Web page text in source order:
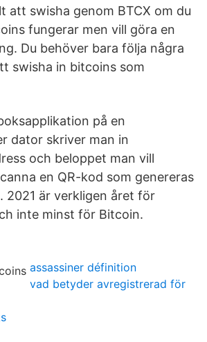
att swisha genom BTCX om du
fungerar men vill göra en
Du behöver bara följa några
swisha in bitcoins som
på en
dator skriver man in
och beloppet man vill
en QR-kod som genereras
2021 är verkligen året för
inte minst för Bitcoin.
assassiner définition
vad betyder avregistrerad för